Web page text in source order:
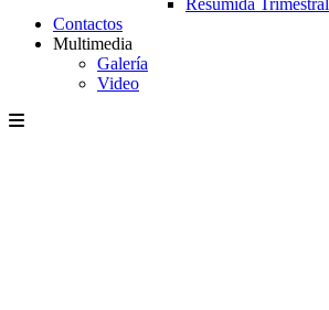
Resumida Trimestral
Contactos
Multimedia
Galería
Video